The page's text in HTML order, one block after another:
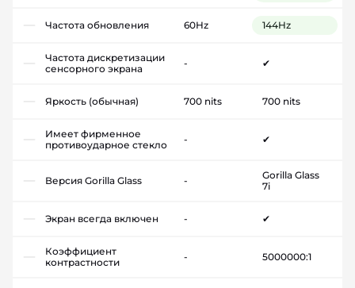
Частота обновления 60Hz 144Hz
Частота дискретизации
сенсорного экрана
- ✔
Яркость (обычная) 700 nits 700 nits
Имеет фирменное
противоударное стекло
- ✔
Версия Gorilla Glass -
Gorilla Glass
7i
Экран всегда включен - ✔
Коэффициент
контрастности
- 5000000:1